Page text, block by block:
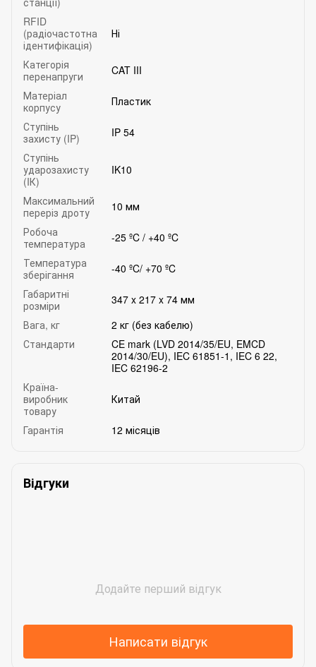
RFID
(радіочастотна
ідентифікація)
Ні
Категорія
перенапруги
CAT III
Матеріал
корпусу
Пластик
Ступінь
захисту (IP)
IP 54
Ступінь
ударозахисту
(IК)
IK10
Максимальний
переріз дроту
10 мм
Робоча
температура
-25 ºC / +40 ºC
Температура
зберігання
-40 ºC/ +70 ºC
Габаритні
розміри
347 x 217 x 74 мм
Вага, кг
2 кг (без кабелю)
Стандарти
CE mark (LVD 2014/35/EU, EMCD
2014/30/EU), IEC 61851-1, IEC 6 22,
IEC 62196-2
Країна-
виробник
товару
Китай
Гарантія 12 місяців
Відгуки
Додайте перший відгук
Написати відгук